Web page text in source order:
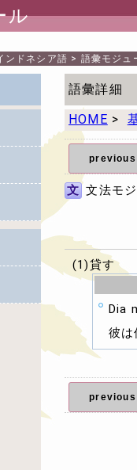
ル
ンドネシア語 > 語彙モジュ
語彙詳細
HOME >
previous
文 文法モ
(1)貸す
Dia
彼は
previous